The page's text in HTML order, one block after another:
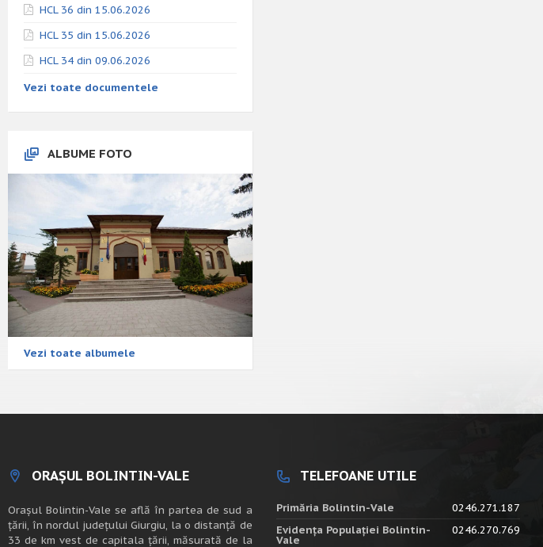
HCL 36 din 15.06.2026
HCL 35 din 15.06.2026
HCL 34 din 09.06.2026
Vezi toate documentele
ALBUME FOTO
Vezi toate albumele
ORAȘUL BOLINTIN-VALE
Oraşul Bolintin-Vale se află în partea de sud a
ţării, în nordul judeţului Giurgiu, la o distanţă de
33 de km vest de capitala țării, măsurată de la
TELEFOANE UTILE
Primăria Bolintin-Vale
0246.271.187
Evidența Populației Bolintin-
Vale
0246.270.769